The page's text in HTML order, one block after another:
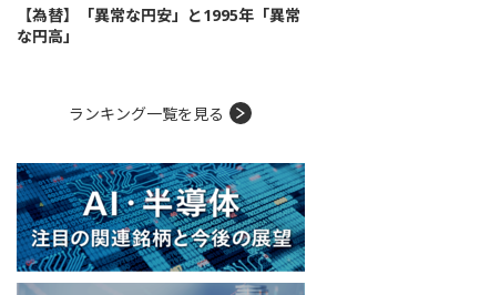
【為替】「異常な円安」と1995年「異常
な円高」
ランキング一覧を見る